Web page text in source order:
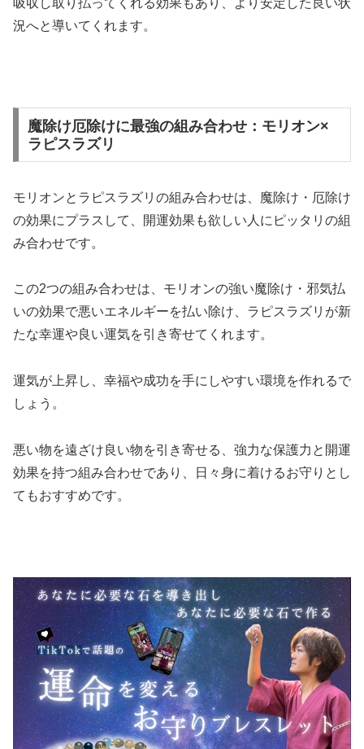
吸収し取り払ってくれる効果もあり、より安定した良い状
況へと導いてくれます。
魔除け厄除けに最強の組み合わせ：モリオン×
ラピスラズリ
モリオンとラピスラズリの組み合わせは、魔除け・厄除け
の効果にプラスして、開運効果も欲しい人にピッタリの組
み合わせです。
この2つの組み合わせは、モリオンの強い魔除け・邪気払
いの効果で悪いエネルギーを払い除け、ラピスラズリが新
たな幸運や良い運気を引き寄せてくれます。
運気が上昇し、幸福や成功を手にしやすい環境を作れるで
しょう。
悪い物を遠ざけ良い物を引き寄せる、強力な保護力と開運
効果を持つ組み合わせであり、日々身に着けるお守りとし
てもおすすめです。